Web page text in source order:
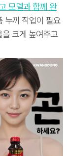
모델과 함께 완
누끼 작업이 필요
크게 높여주고